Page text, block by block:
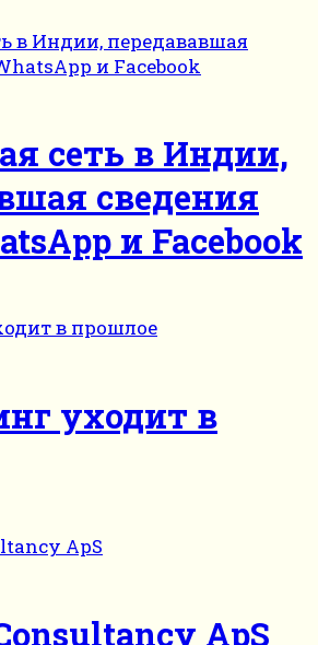
сеть в Индии,
сведения
и Facebook
уходит в
ApS